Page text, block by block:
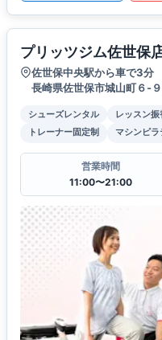
プリッツジム佐世保
佐世保中央駅から車で3分
長崎県佐世保市城山町６-
シューズレンタル レッスン振
トレーナー固定制
マシンピラ
営業時間
11:00〜21:00